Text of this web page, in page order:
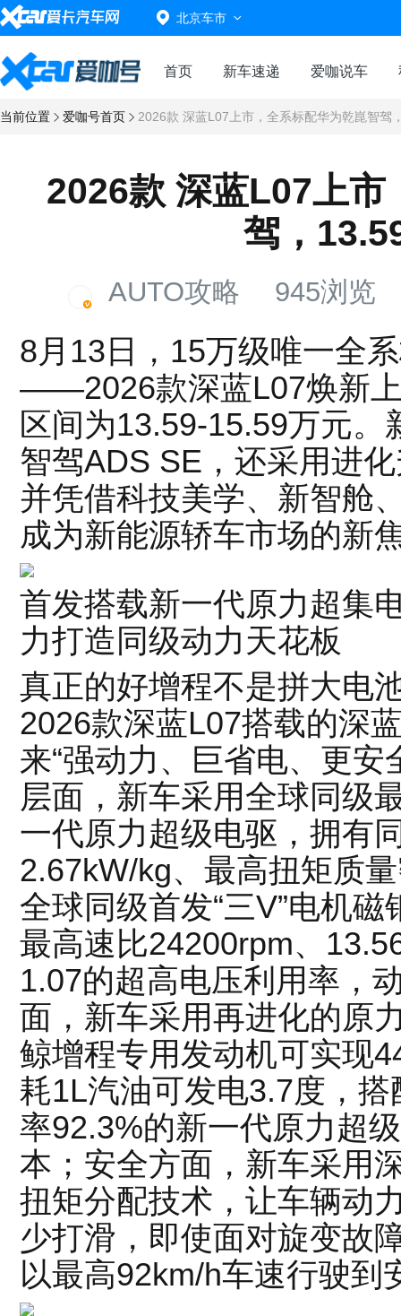
北京车市
首页 新车速递 爱咖说车
当前位置 爱咖号首页 2026款 深蓝L07上市，全系标配华为乾崑智驾
2026款 深蓝L07上市
驾，
AUTO攻略 945浏览
8月13日，15万级唯一全
——2026款深蓝L07焕新
区间为13.59-15.59万元
智驾ADS SE，还采用进
并凭借科技美学、新智舱
成为新能源轿车市场的新
首发搭载新一代原力超集
力打造同级动力天花板
真正的好增程不是拼大电
2026款深蓝L07搭载的深
来“强动力、巨省电、更安
层面，新车采用全球同
一代原力超级电驱，拥有
2.67kW/kg、最高扭矩质
全球同级首发“三V”电机
最高速比24200rpm、
1.07的超高电压利用率，
面，新车采用再进化的原
鲸增程专用发动机可实现
耗1L汽油可发电3.7度，
率92.3%的新一代原力超
本；安全方面，新车采用
扭矩分配技术，让车辆动
少打滑，即使面对旋变故
以最高92km/h车速行驶到